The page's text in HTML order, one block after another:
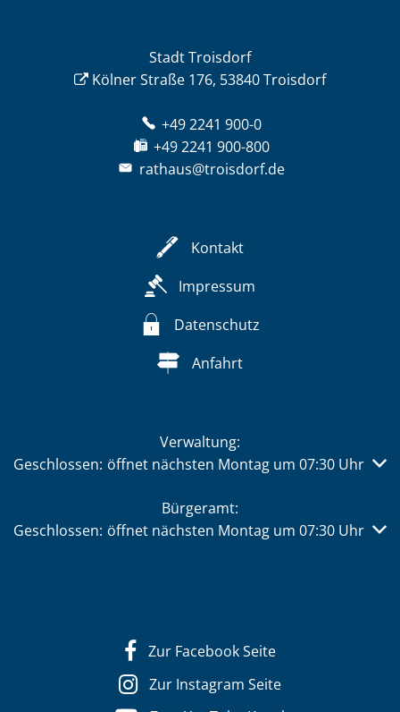
Stadt Troisdorf
Kölner Straße 176, 53840 Troisdorf
+49 2241 900-0
+49 2241 900-800
rathaus@troisdorf.de
Kontakt
Impressum
Datenschutz
Anfahrt
Verwaltung:
Klicken, um weitere Öffnungs- oder Schließzeiten
Geschlossen: öffnet nächsten Montag um 07:30 Uhr
Bürgeramt:
Klicken, um weitere Öffnungs- oder Schließzeiten
Geschlossen: öffnet nächsten Montag um 07:30 Uhr
Zur Facebook Seite
Zur Instagram Seite